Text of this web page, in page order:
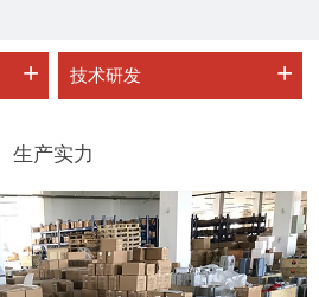
+ 技术研发 +
生产实力